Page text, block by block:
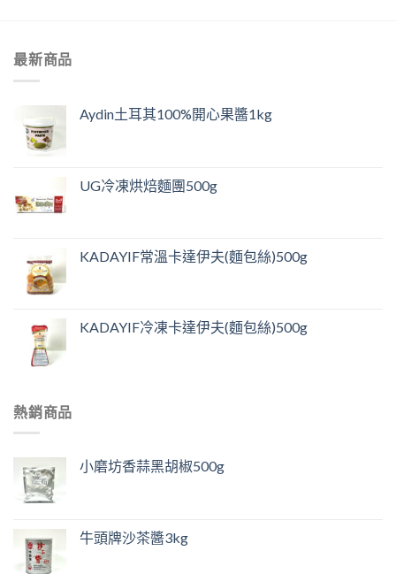
最新商品
Aydin土耳其100%開心果醬1kg
UG冷凍烘焙麵團500g
KADAYIF常溫卡達伊夫(麵包絲)500g
KADAYIF冷凍卡達伊夫(麵包絲)500g
熱銷商品
小磨坊香蒜黑胡椒500g
牛頭牌沙茶醬3kg